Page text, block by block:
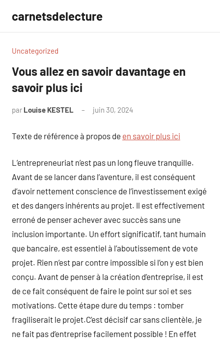
contenu
carnetsdelecture
Uncategorized
Vous allez en savoir davantage en
savoir plus ici
par Louise KESTEL juin 30, 2024
Texte de référence à propos de en savoir plus ici
L’entrepreneuriat n’est pas un long fleuve tranquille.
Avant de se lancer dans l’aventure, il est conséquent
d’avoir nettement conscience de l’investissement exigé
et des dangers inhérents au projet. Il est effectivement
erroné de penser achever avec succès sans une
inclusion importante. Un effort significatif, tant humain
que bancaire, est essentiel à l’aboutissement de vote
projet. Rien n’est par contre impossible si l’on y est bien
conçu. Avant de penser à la création d’entreprise, il est
de ce fait conséquent de faire le point sur soi et ses
motivations. Cette étape dure du temps : tomber
fragiliserait le projet.C’est décisif car sans clientèle, je
ne fait pas d’entreprise facilement possible ! En effet